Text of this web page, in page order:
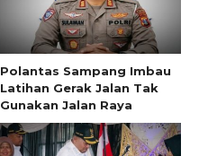
Polantas Sampang Imbau
Latihan Gerak Jalan Tak
Gunakan Jalan Raya